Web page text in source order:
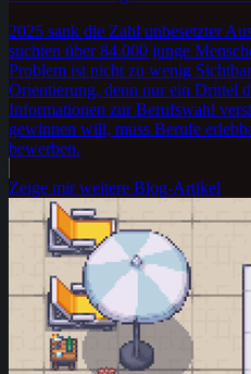
2025 sank die Zahl unbesetzter
suchten über 84.000 junge
Problem ist nicht zu wenig
Orientierung, denn nur ein Drittel
Informationen zur Berufswahl
gewinnen will, muss Berufe
bewerben.
Zeige mir weitere Blog-Artikel